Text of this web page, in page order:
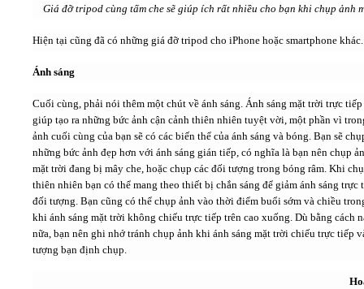
Giá đỡ tripod cùng tấm che sẽ giúp ích rất nhiều cho bạn khi chụp ảnh
Hiện tại cũng đã có những giá đỡ tripod cho iPhone hoặc smartphone khác.
Ánh sáng
Cuối cùng, phải nói thêm một chút về ánh sáng. Ánh sáng mặt trời trực
giúp tạo ra những bức ảnh cận cảnh thiên nhiên tuyệt vời, một phần vì
ảnh cuối cùng của bạn sẽ có các biến thể của ánh sáng và bóng. Bạn sẽ
những bức ảnh đẹp hơn với ánh sáng gián tiếp, có nghĩa là bạn nên chụp
mặt trời đang bị mây che, hoặc chụp các đối tượng trong bóng râm. Khi
thiên nhiên bạn có thể mang theo thiết bị chắn sáng để giảm ánh sáng trực
đối tượng. Bạn cũng có thể chụp ảnh vào thời điểm buổi sớm và chiều
khi ánh sáng mặt trời không chiếu trực tiếp trên cao xuống. Dù bằng cách
nữa, bạn nên ghi nhớ tránh chụp ảnh khi ánh sáng mặt trời chiếu trực tiếp
tượng bạn định chụp.